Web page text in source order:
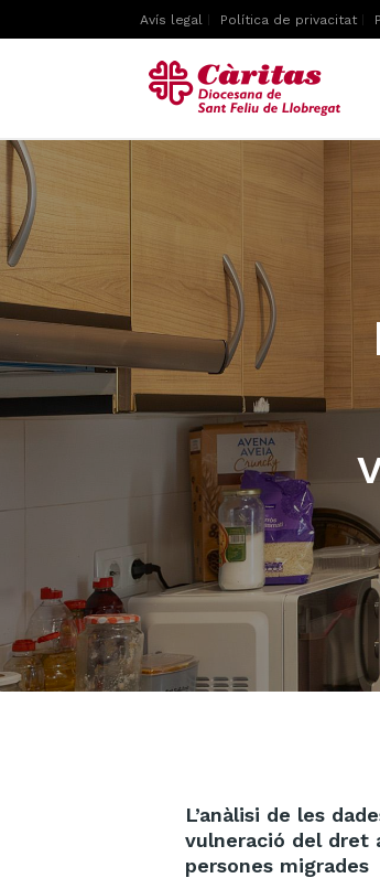
Avís legal Política de privacitat
L’anàlisi de les
vulneració del dret
persones migrades